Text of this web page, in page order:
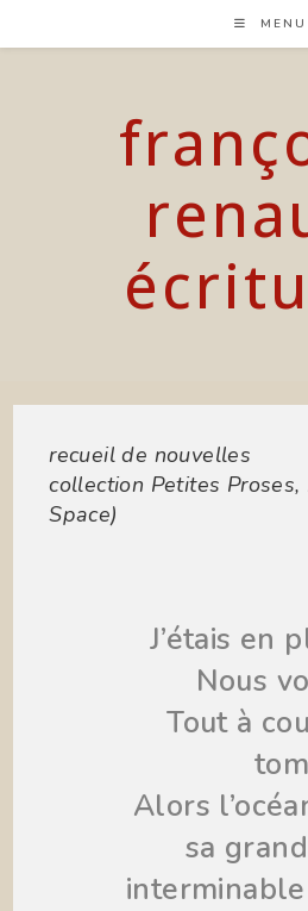
content
MENU
recueil de nouvelles
collection Petites
Space)
J’étais en
Nous
Tout à
Alors
sa